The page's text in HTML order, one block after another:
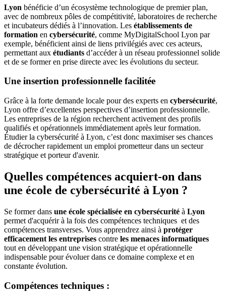
Lyon bénéficie d’un écosystème technologique de premier plan,
avec de nombreux pôles de compétitivité, laboratoires de recherche
et incubateurs dédiés à l’innovation. Les établissements de
formation en cybersécurité, comme MyDigitalSchool Lyon par
exemple, bénéficient ainsi de liens privilégiés avec ces acteurs,
permettant aux étudiants d’accéder à un réseau professionnel solide
et de se former en prise directe avec les évolutions du secteur.
Une insertion professionnelle facilitée
Grâce à la forte demande locale pour des experts en cybersécurité,
Lyon offre d’excellentes perspectives d’insertion professionnelle.
Les entreprises de la région recherchent activement des profils
qualifiés et opérationnels immédiatement après leur formation.
Étudier la cybersécurité à Lyon, c’est donc maximiser ses chances
de décrocher rapidement un emploi prometteur dans un secteur
stratégique et porteur d'avenir.
Quelles compétences acquiert-on dans
une école de cybersécurité à Lyon ?
Se former dans une école spécialisée en cybersécurité à Lyon
permet d'acquérir à la fois des compétences techniques et des
compétences transverses. Vous apprendrez ainsi à protéger
efficacement les entreprises contre les menaces informatiques
tout en développant une vision stratégique et opérationnelle
indispensable pour évoluer dans ce domaine complexe et en
constante évolution.
Compétences techniques :